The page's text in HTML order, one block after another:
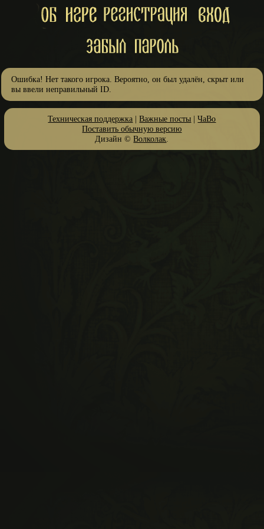
Ошибка! Нет такого игрока. Вероятно, он был удалён, скрыт или
вы ввели неправильный ID.
Техническая поддержка |Важные посты |ЧаВо
Поставить обычную версию
Дизайн ©Волколак